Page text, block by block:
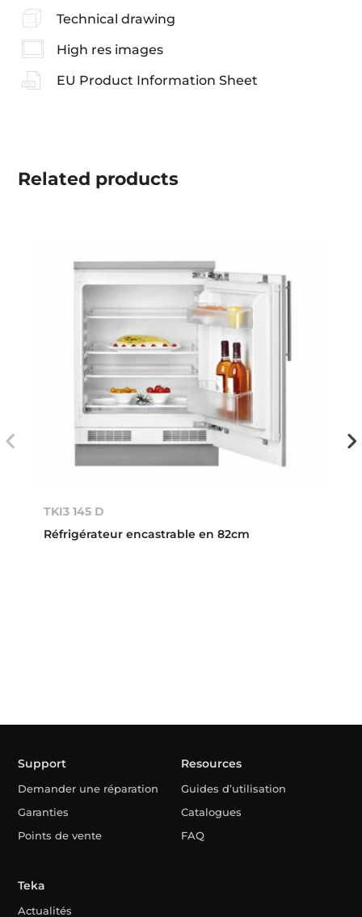
Technical drawing
High res images
EU Product Information Sheet
Related products
TKI3 145 D
Réfrigérateur encastrable en 82cm
Support
Demander une réparation
Garanties
Points de vente
Resources
Guides d’utilisation
Catalogues
FAQ
Teka
Actualités